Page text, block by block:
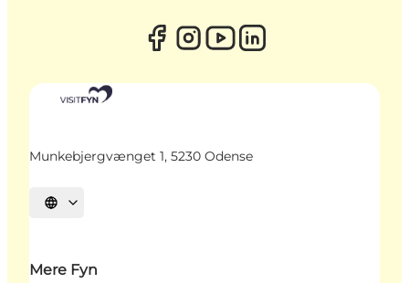
Munkebjergvænget 1, 5230 Odense
Vælg sprog
Mere Fyn